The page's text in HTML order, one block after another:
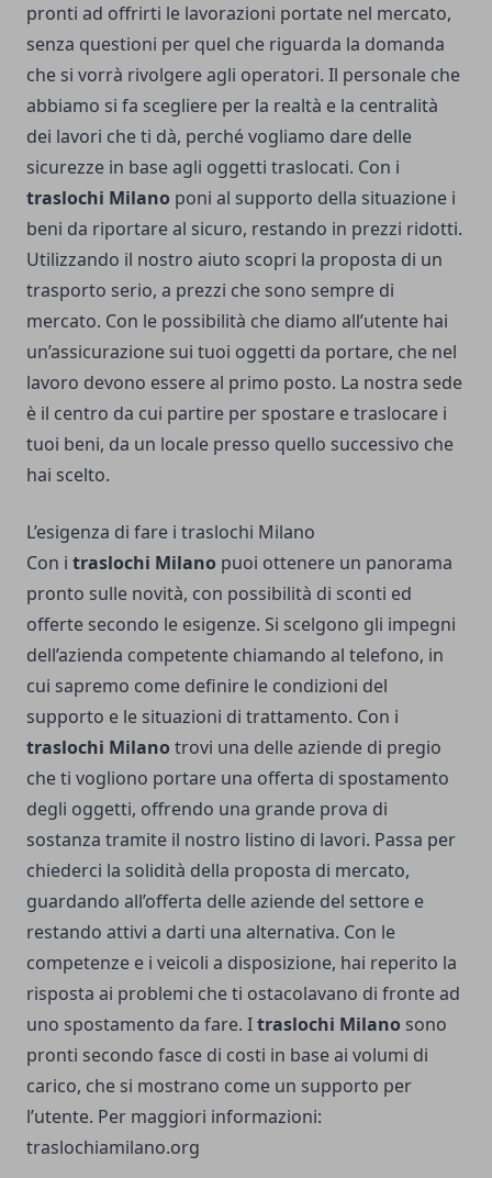
pronti ad offrirti le lavorazioni portate nel mercato,
senza questioni per quel che riguarda la domanda
che si vorrà rivolgere agli operatori. Il personale che
abbiamo si fa scegliere per la realtà e la centralità
dei lavori che ti dà, perché vogliamo dare delle
sicurezze in base agli oggetti traslocati. Con i
traslochi Milano poni al supporto della situazione i
beni da riportare al sicuro, restando in prezzi ridotti.
Utilizzando il nostro aiuto scopri la proposta di un
trasporto serio, a prezzi che sono sempre di
mercato. Con le possibilità che diamo all’utente hai
un’assicurazione sui tuoi oggetti da portare, che nel
lavoro devono essere al primo posto. La nostra sede
è il centro da cui partire per spostare e traslocare i
tuoi beni, da un locale presso quello successivo che
hai scelto.
L’esigenza di fare i traslochi Milano
Con i traslochi Milano puoi ottenere un panorama
pronto sulle novità, con possibilità di sconti ed
offerte secondo le esigenze. Si scelgono gli impegni
dell’azienda competente chiamando al telefono, in
cui sapremo come definire le condizioni del
supporto e le situazioni di trattamento. Con i
traslochi Milano trovi una delle aziende di pregio
che ti vogliono portare una offerta di spostamento
degli oggetti, offrendo una grande prova di
sostanza tramite il nostro listino di lavori. Passa per
chiederci la solidità della proposta di mercato,
guardando all’offerta delle aziende del settore e
restando attivi a darti una alternativa. Con le
competenze e i veicoli a disposizione, hai reperito la
risposta ai problemi che ti ostacolavano di fronte ad
uno spostamento da fare. Itraslochi Milano sono
pronti secondo fasce di costi in base ai volumi di
carico, che si mostrano come un supporto per
l’utente. Per maggiori informazioni:
traslochiamilano.org